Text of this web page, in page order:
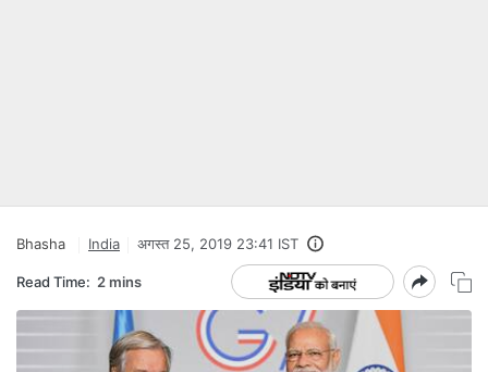
Bhasha India अगस्त 25, 2019 23:41 IST
Read Time: 2 mins